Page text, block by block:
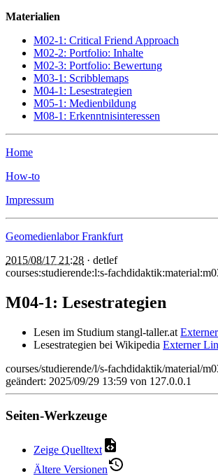
Materialien
M02-1: Critical Friend Approach
M02-2: Portfolio: Inhalte
M02-3: Portfolio: Bewertung
M03-1: Scribblemaps
M04-1: Lesestrategien
M05-1: Medienbildung
M08-1: Erkenntnisinteressen
Home
How-to
Impressum
Geomedienlabor Frankfurt
2015/08/17 21:28 · detlef
courses:studierende:l:s-
M04-1: Lesestrategien
Lesen im Studium stangl-taller.at
Lesestrategien bei Wikipedia Externer
courses/studierende/l/s-fachdidaktik/material/
geändert: 2025/09/29 13:59 von 127.0.0.1
Seiten-Werkzeuge
Zeige Quelltext
Ältere Versionen